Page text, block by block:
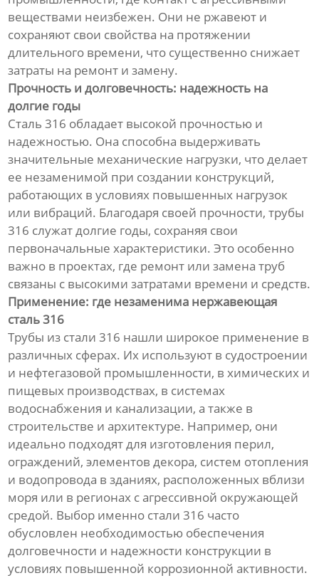
веществами неизбежен. Они не ржавеют и
сохраняют свои свойства на протяжении
длительного времени, что существенно снижает
затраты на ремонт и замену.
Прочность и долговечность: надежность на
долгие годы
Сталь 316 обладает высокой прочностью и
надежностью. Она способна выдерживать
значительные механические нагрузки, что делает
ее незаменимой при создании конструкций,
работающих в условиях повышенных нагрузок
или вибраций. Благодаря своей прочности, трубы
316 служат долгие годы, сохраняя свои
первоначальные характеристики. Это особенно
важно в проектах, где ремонт или замена труб
связаны с высокими затратами времени и средств.
Применение: где незаменима нержавеющая
сталь 316
Трубы из стали 316 нашли широкое применение в
различных сферах. Их используют в судостроении
и нефтегазовой промышленности, в химических и
пищевых производствах, в системах
водоснабжения и канализации, а также в
строительстве и архитектуре. Например, они
идеально подходят для изготовления перил,
ограждений, элементов декора, систем отопления
и водопровода в зданиях, расположенных вблизи
моря или в регионах с агрессивной окружающей
средой. Выбор именно стали 316 часто
обусловлен необходимостью обеспечения
долговечности и надежности конструкции в
условиях повышенной коррозионной активности.